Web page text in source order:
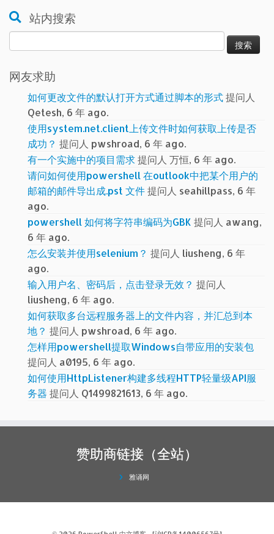
站内搜索
索：
网友求助
如何更改文件的默认打开方式通过脚本的形式提问人
Qetesh, 6 年 ago.
使用system.net.client上传文件时如何获取上传是否
成功？ 提问人 pwshroad, 6 年 ago.
有一个实施中的项目需求提问人 万恒, 6 年 ago.
请问如何使用powershell 在outlook中把某个用户的
邮箱的邮件导出成.pst 文件提问人 seahillpass, 6 年
ago.
powershell 如何将字符串编码为GBK 提问人 awang,
6 年 ago.
怎么安装并使用selenium？ 提问人 liusheng, 6 年
ago.
输入用户名、密码后，点击登录无效？ 提问人
liusheng, 6 年 ago.
如何获取多台远程服务器上的文件内容，并汇总到本
地？ 提问人 pwshroad, 6 年 ago.
怎样用powershell提取Windows自带应用的安装包
提问人 a0195, 6 年 ago.
如何使用HttpListener构建多线程HTTP轻量级API服
务器 提问人 Q1499821613, 6 年 ago.
赞助商链接（全站）
雅诵网